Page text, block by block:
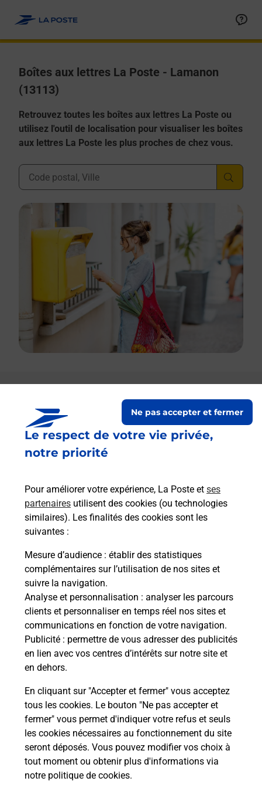
Le respect de votre vie privée,
notre priorité
Pour améliorer votre expérience, La Poste et ses
partenaires utilisent des cookies (ou technologies
similaires). Les finalités des cookies sont les
suivantes :
Mesure d’audience : établir des statistiques
complémentaires sur l’utilisation de nos sites et
suivre la navigation.
Analyse et personnalisation : analyser les parcours
clients et personnaliser en temps réel nos sites et
communications en fonction de votre navigation.
Publicité : permettre de vous adresser des publicités
en lien avec vos centres d’intérêts sur notre site et
en dehors.
En cliquant sur "Accepter et fermer" vous acceptez
tous les cookies. Le bouton "Ne pas accepter et
fermer" vous permet d'indiquer votre refus et seuls
les cookies nécessaires au fonctionnement du site
seront déposés. Vous pouvez modifier vos choix à
tout moment ou obtenir plus d'informations via
notre politique de cookies.
Ne pas accepter et fermer
Boîtes aux lettres La Poste - Lamanon
(13113)
Retrouvez toutes les boîtes aux lettres La Poste ou
utilisez l'outil de localisation pour visualiser les boîtes
aux lettres La Poste les plus proches de chez vous.
Ville, Département, Code Postal
Boîte aux lettres La Poste
Prochaine collecte du courriervendredià
09h00
13113
Lamanon
Itinéraire
Boîte aux lettres La Poste
Prochaine collecte du courrier
12h00
Grand Rue
13113
Lamanon
Itinéraire
Localiser Liste Boîtes aux lettres
Bouches-du-Rhône
Lamanon